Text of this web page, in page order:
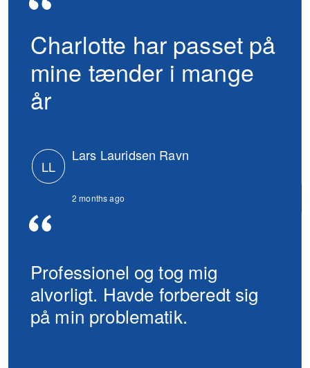
Charlotte har passet på
mine tænder i mange
år
LL
Lars Lauridsen Ravn
2 months ago
Professionel og tog mig
alvorligt. Havde forberedt sig
på min problematik.